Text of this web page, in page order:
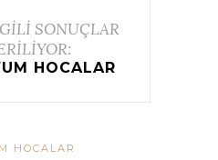
SONUÇLAR
HOCALAR
HOCALAR